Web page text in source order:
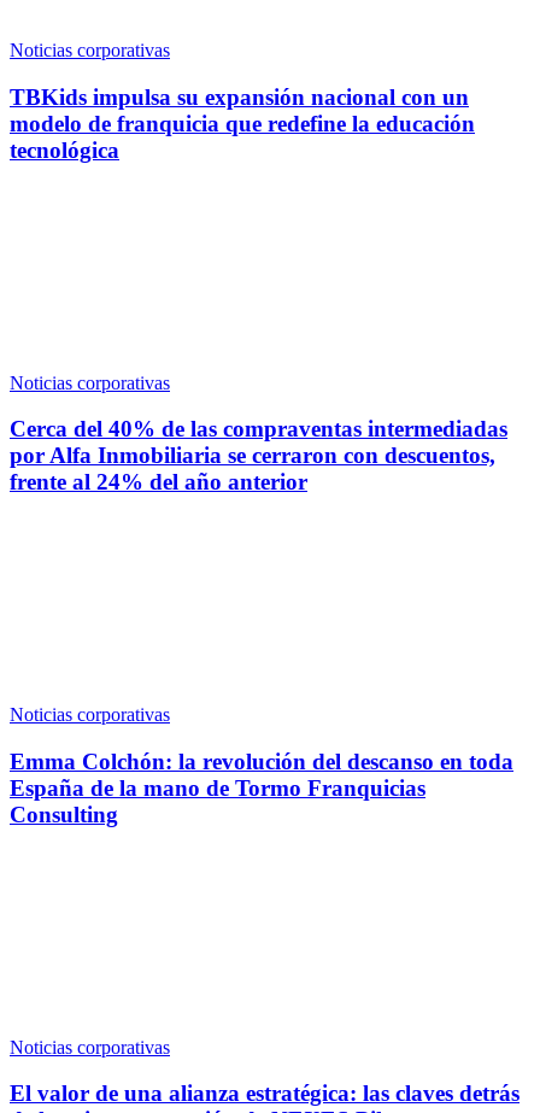
Noticias corporativas
TBKids impulsa su expansión nacional con un
modelo de franquicia que redefine la educación
tecnológica
Noticias corporativas
Cerca del 40% de las compraventas intermediadas
por Alfa Inmobiliaria se cerraron con descuentos,
frente al 24% del año anterior
Noticias corporativas
Emma Colchón: la revolución del descanso en toda
España de la mano de Tormo Franquicias
Consulting
Noticias corporativas
El valor de una alianza estratégica: las claves detrás